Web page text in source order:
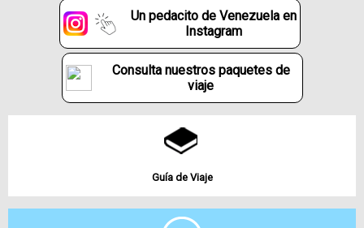
Un pedacito de Venezuela en
Instagram
Consulta nuestros paquetes de
viaje
Guía de Viaje